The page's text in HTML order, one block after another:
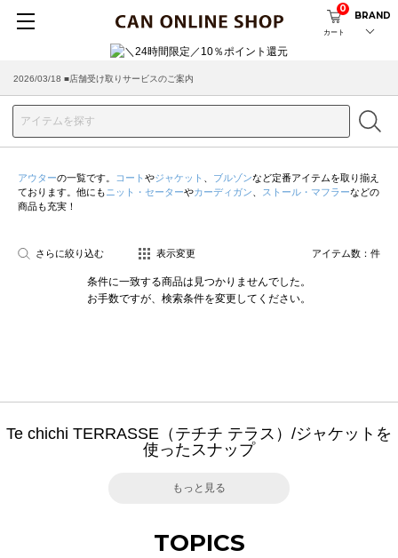
カート
0
BRAND
2026/03/18 ■店舗受け取りサービスのご案内
アウターの一覧です。 コート やジャケット ブルゾンなど定番アイテムを取り揃え
ております。他にも ニット・セーターやカーディガン ストール・マフラーなどの
商品も充実！
さらに絞り込む 表示変更 アイテム数： 件
条件に一致する商品は見つかりませんでした。
お手数ですが、検索条件を変更してください。
Te chichi TERRASSE（テチチ テラス）/ジャケットを
使ったスナップ
もっと見る
TOPICS